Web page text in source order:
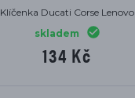
Klíčenka Ducati Corse Lenovo
skladem
134 Kč